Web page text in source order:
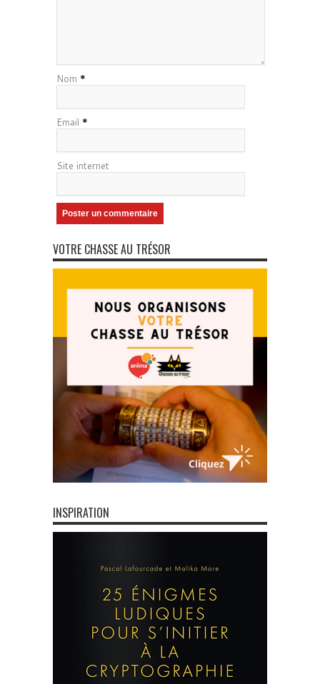
Nom *
Email *
Site internet
VOTRE CHASSE AU TRÉSOR
INSPIRATION